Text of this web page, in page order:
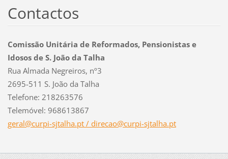
Contactos
Comissão Unitária de Reformados, Pensionistas e
Idosos de S. João da Talha
Rua Almada Negreiros, nº3
2695-511 S. João da Talha
Telefone: 218263576
Telemóvel: 968613867
geral@curpi-sjtalha.pt / direcao@curpi-sjtalha.pt